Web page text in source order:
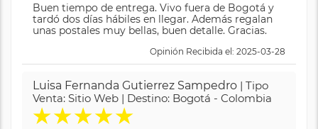
Buen tiempo de entrega. Vivo fuera de Bogotá y
tardó dos días hábiles en llegar. Además regalan
unas postales muy bellas, buen detalle. Gracias.
Opinión Recibida el: 2025-03-28
Luisa Fernanda Gutierrez Sampedro | Tipo
Venta: Sitio Web | Destino: Bogotá - Colombia
★★★★★